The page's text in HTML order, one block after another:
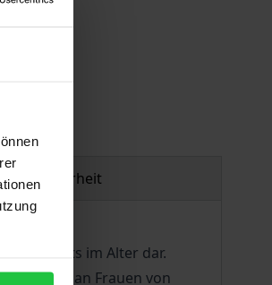
im Alter dar.
an Frauen von